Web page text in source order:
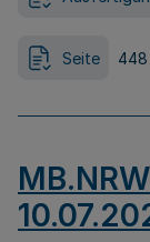
Seite 448